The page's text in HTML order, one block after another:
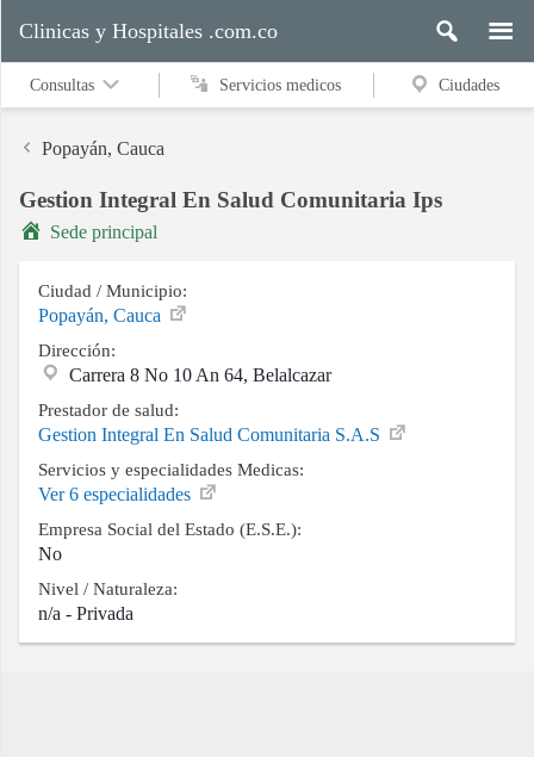
Servicios
medicos
Buscar
Contacto
Clinicas y Hospitales .com.co
Consultas Servicios medicos Ciudades
Popayán, Cauca
Gestion Integral En Salud Comunitaria Ips
Sede principal
Ciudad / Municipio:
Popayán, Cauca
Dirección:
Carrera 8 No 10 An 64, Belalcazar
Prestador de salud:
Gestion Integral En Salud Comunitaria S.A.S
Servicios y especialidades Medicas:
Ver 6 especialidades
Empresa Social del Estado (E.S.E.):
No
Nivel / Naturaleza:
n/a - Privada